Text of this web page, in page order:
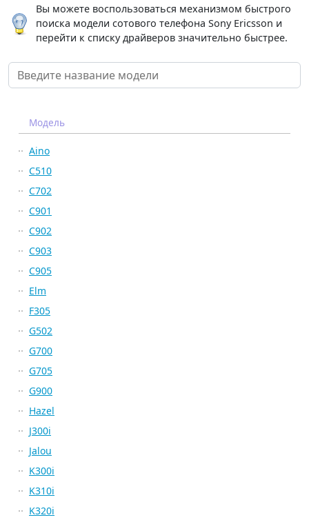
Вы можете воспользоваться механизмом быстрого
поиска модели сотового телефона Sony Ericsson и
перейти к списку драйверов значительно быстрее.
Модель
Aino
C510
C702
C901
C902
C903
C905
Elm
F305
G502
G700
G705
G900
Hazel
J300i
Jalou
K300i
K310i
K320i